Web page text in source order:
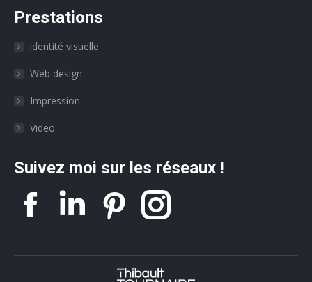
Prestations
identité visuelle
Web design
Impression
Video
Suivez moi sur les réseaux !
La
Facebook
La
Linkedin
La
Twitter